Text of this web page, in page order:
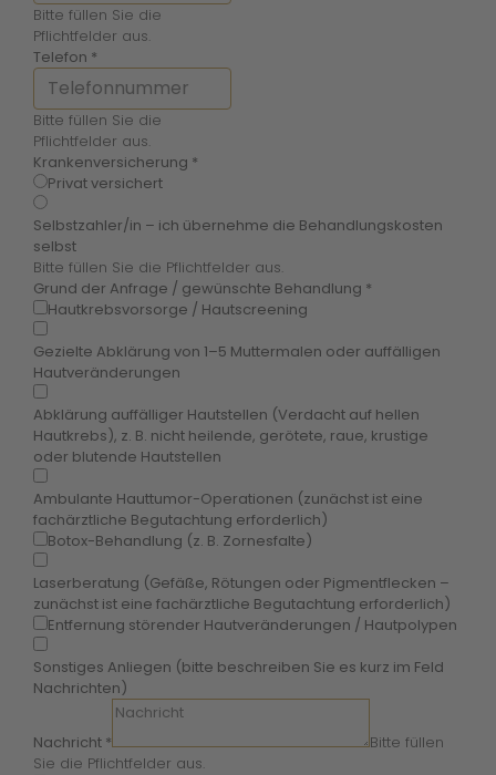
Bitte füllen Sie die
Pflichtfelder aus.
Telefon *
Bitte füllen Sie die
Pflichtfelder aus.
Krankenversicherung *
Privat versichert
Selbstzahler/in – ich übernehme die Behandlungskosten
selbst
Bitte füllen Sie die Pflichtfelder aus.
Grund der Anfrage / gewünschte Behandlung *
Hautkrebsvorsorge / Hautscreening
Gezielte Abklärung von 1–5 Muttermalen oder auffälligen
Hautveränderungen
Abklärung auffälliger Hautstellen (Verdacht auf hellen
Hautkrebs), z. B. nicht heilende, gerötete, raue, krustige
oder blutende Hautstellen
Ambulante Hauttumor-Operationen (zunächst ist eine
fachärztliche Begutachtung erforderlich)
Botox-Behandlung (z. B. Zornesfalte)
Laserberatung (Gefäße, Rötungen oder Pigmentflecken –
zunächst ist eine fachärztliche Begutachtung erforderlich)
Entfernung störender Hautveränderungen / Hautpolypen
Sonstiges Anliegen (bitte beschreiben Sie es kurz im Feld
Nachrichten)
Nachricht *
Bitte füllen
Sie die Pflichtfelder aus.